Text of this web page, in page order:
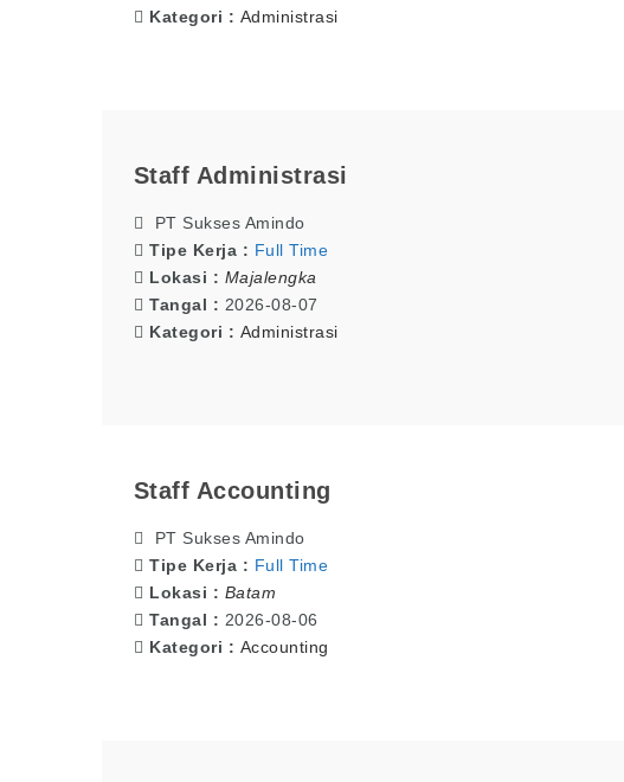
Kategori : Administrasi
Staff Administrasi
PT Sukses Amindo
Tipe Kerja : Full Time
Lokasi : Majalengka
Tangal : 2026-08-07
Kategori : Administrasi
Staff Accounting
PT Sukses Amindo
Tipe Kerja : Full Time
Lokasi : Batam
Tangal : 2026-08-06
Kategori : Accounting